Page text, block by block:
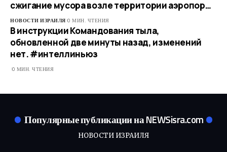
сжигание мусора возле территории аэропор…
НОВОСТИ ИЗРАИЛЯ 0 МИН. ЧТЕНИЯ
В инструкции Командования тыла,
обновленной две минуты назад, изменений
нет. #интеллиньюз
0 МИН. ЧТЕНИЯ
Популярные публикации на NEWSisra.com
НОВОСТИ ИЗРАИЛЯ